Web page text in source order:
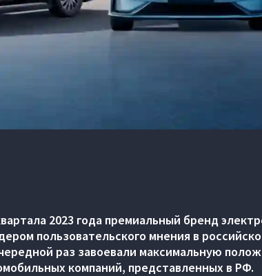
2023 года премиальный бренд
пользовательского мнения в
раз завоевали максимальную
компаний, представленных в РФ.